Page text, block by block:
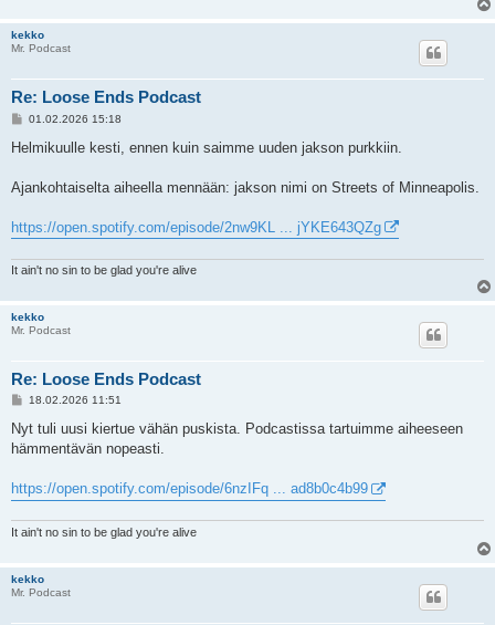
kekko
Mr. Podcast
Re: Loose Ends Podcast
V
e
i
01.02.2026 15:18
Helmikuulle kesti, ennen kuin saimme uuden jakson purkkiin.
Ajankohtaiselta aiheella mennään: jakson nimi on Streets of Minneapolis.
https://open.spotify.com/episode/2nw9KL ... jYKE643QZg
It ain't no sin to be glad you're alive
kekko
Mr. Podcast
Re: Loose Ends Podcast
V
e
s
t
18.02.2026 11:51
Nyt tuli uusi kiertue vähän puskista. Podcastissa tartuimme aiheeseen
hämmentävän nopeasti.
https://open.spotify.com/episode/6nzIFq ... ad8b0c4b99
It ain't no sin to be glad you're alive
kekko
Mr. Podcast